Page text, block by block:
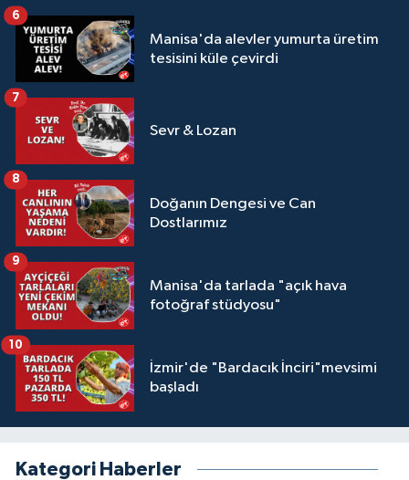
Manisa'da alevler yumurta üretim
tesisini küle çevirdi
6
Sevr & Lozan
7
Doğanın Dengesi ve Can
Dostlarımız
8
Manisa'da tarlada "açık hava
fotoğraf stüdyosu"
9
İzmir'de "Bardacık İnciri"mevsimi
başladı
10
Kategori Haberler